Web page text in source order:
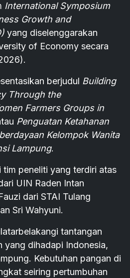
International Symposium
Growth and
yang diselenggarakan
of Economy secara
berjudul Building
Through the
Farmers Groups in
Penguatan Ketahanan
Kelompok Wanita
Lampung.
tim peneliti yang terdiri atas
UIN Raden Intan
dari STAI Tulang
Sri Wahyuni.
tantangan
yang dihadapi Indonesia,
Kebutuhan pangan di
seiring pertumbuhan